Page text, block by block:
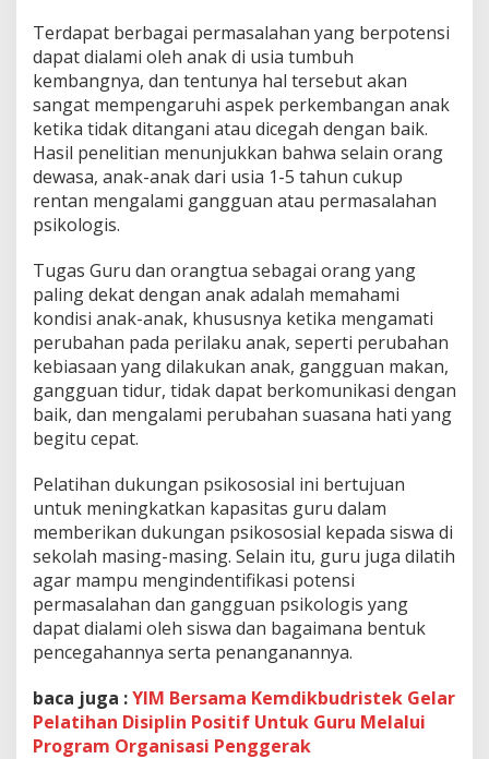
a
n
P
i
k
o
s
o
s
l
U
n
t
u
k
S
i
P
A
U
d
a
n
S
D
Terdapat berbagai permasalahan yang berpotensi
dapat dialami oleh anak di usia tumbuh
kembangnya, dan tentunya hal tersebut akan
sangat mempengaruhi aspek perkembangan anak
ketika tidak ditangani atau dicegah dengan baik.
Hasil penelitian menunjukkan bahwa selain orang
dewasa, anak-anak dari usia 1-5 tahun cukup
rentan mengalami gangguan atau permasalahan
psikologis.
Tugas Guru dan orangtua sebagai orang yang
paling dekat dengan anak adalah memahami
kondisi anak-anak, khususnya ketika mengamati
perubahan pada perilaku anak, seperti perubahan
kebiasaan yang dilakukan anak, gangguan makan,
gangguan tidur, tidak dapat berkomunikasi dengan
baik, dan mengalami perubahan suasana hati yang
begitu cepat.
Pelatihan dukungan psikososial ini bertujuan
untuk meningkatkan kapasitas guru dalam
memberikan dukungan psikososial kepada siswa di
sekolah masing-masing. Selain itu, guru juga dilatih
agar mampu mengindentifikasi potensi
permasalahan dan gangguan psikologis yang
dapat dialami oleh siswa dan bagaimana bentuk
pencegahannya serta penanganannya.
baca juga :YIM Bersama Kemdikbudristek Gelar
Pelatihan Disiplin Positif Untuk Guru Melalui
Program Organisasi Penggerak